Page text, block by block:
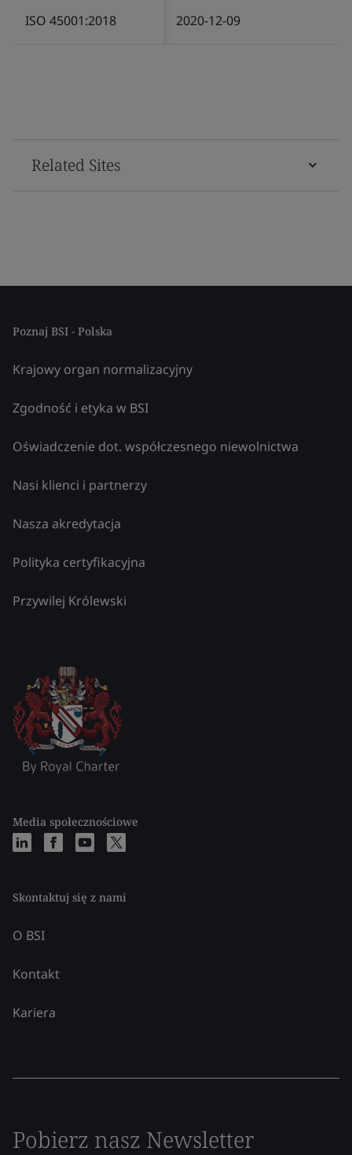
ISO 45001:2018 2020-12-09
Related Sites
Poznaj BSI - Polska
Krajowy organ normalizacyjny
Zgodność i etyka w BSI
Oświadczenie dot. współczesnego niewolnictwa
Nasi klienci i partnerzy
Nasza akredytacja
Polityka certyfikacyjna
Przywilej Królewski
Media społecznościowe
Skontaktuj się z nami
O BSI
Kontakt
Kariera
Pobierz nasz Newsletter